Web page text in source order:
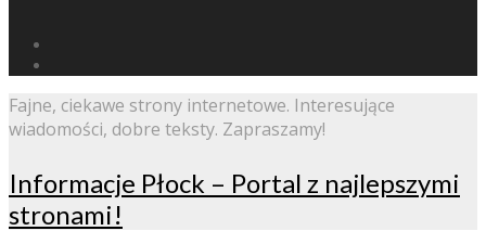
Fajne, ciekawe strony internetowe. Interesujące
wiadomości, dobre teksty. Zapraszamy!
Informacje Płock – Portal z najlepszymi
stronami!